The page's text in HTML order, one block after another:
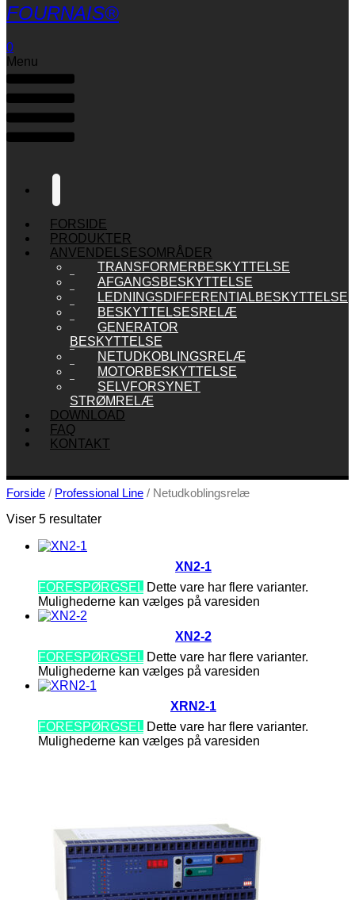
FOURNAIS®
0
Menu
FORSIDE
PRODUKTER
ANVENDELSESOMRÅDER
TRANSFORMERBESKYTTELSE
AFGANGSBESKYTTELSE
LEDNINGSDIFFERENTIALBESKYTTELSE
BESKYTTELSESRELÆ
GENERATOR
BESKYTTELSE
NETUDKOBLINGSRELÆ
MOTORBESKYTTELSE
SELVFORSYNET
STRØMRELÆ
DOWNLOAD
FAQ
KONTAKT
Forside / Professional Line / Netudkoblingsrelæ
Viser 5 resultater
XN2-1
FORESPØRGSEL Dette vare har flere varianter.
Mulighederne kan vælges på varesiden
XN2-2
FORESPØRGSEL Dette vare har flere varianter.
Mulighederne kan vælges på varesiden
XRN2-1
FORESPØRGSEL Dette vare har flere varianter.
Mulighederne kan vælges på varesiden